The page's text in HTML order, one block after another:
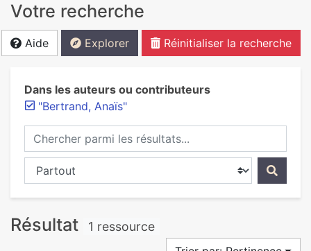
Votre recherche
Aide Explorer Réinitialiser la recherche
Dans les auteurs ou contributeurs
"Bertrand, Anaïs"
Chercher parmi les résultats...
Chercher dans...
Résultat 1 ressource